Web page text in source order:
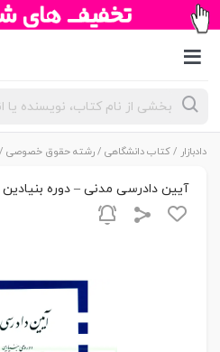
جستجوی
محصولات
دادبازار /کتاب دانشگاهی /رشته حقوق خصوصی
آیین دادرسی مدنی – دوره